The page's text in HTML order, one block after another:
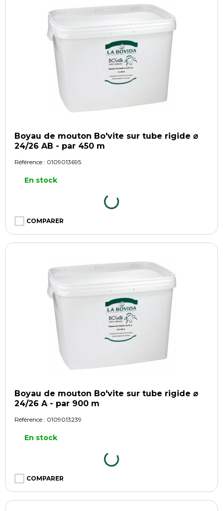
Boyau de mouton Bo'vite sur tube rigide ⌀
24/26 AB - par 450 m
Référence : 0109013695
En stock
COMPARER
Boyau de mouton Bo'vite sur tube rigide ⌀
24/26 A - par 900 m
Référence : 0109013239
En stock
COMPARER